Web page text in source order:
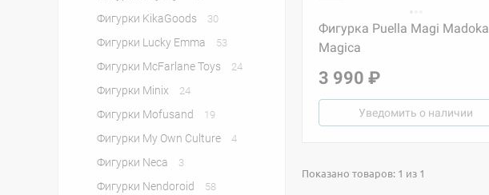
Фигурки KikaGoods 30
Фигурки Lucky Emma 53
Фигурки McFarlane Toys 24
Фигурки Minix 24
Фигурки Mofusand 19
Фигурки My Own Culture 4
Фигурки Neca 3
Фигурки Nendoroid 58
Фигурка Puella Magi Madoka
Magica
3 990 ₽
Уведомить о наличии
Показано товаров: 1 из 1